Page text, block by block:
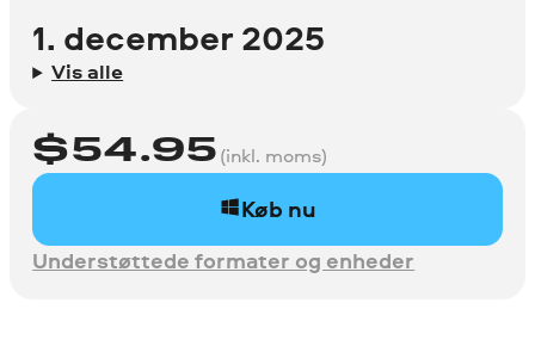
1. december 2025
Vis alle
Køb nu
$54.95(inkl. moms)
Understøttede formater og enheder